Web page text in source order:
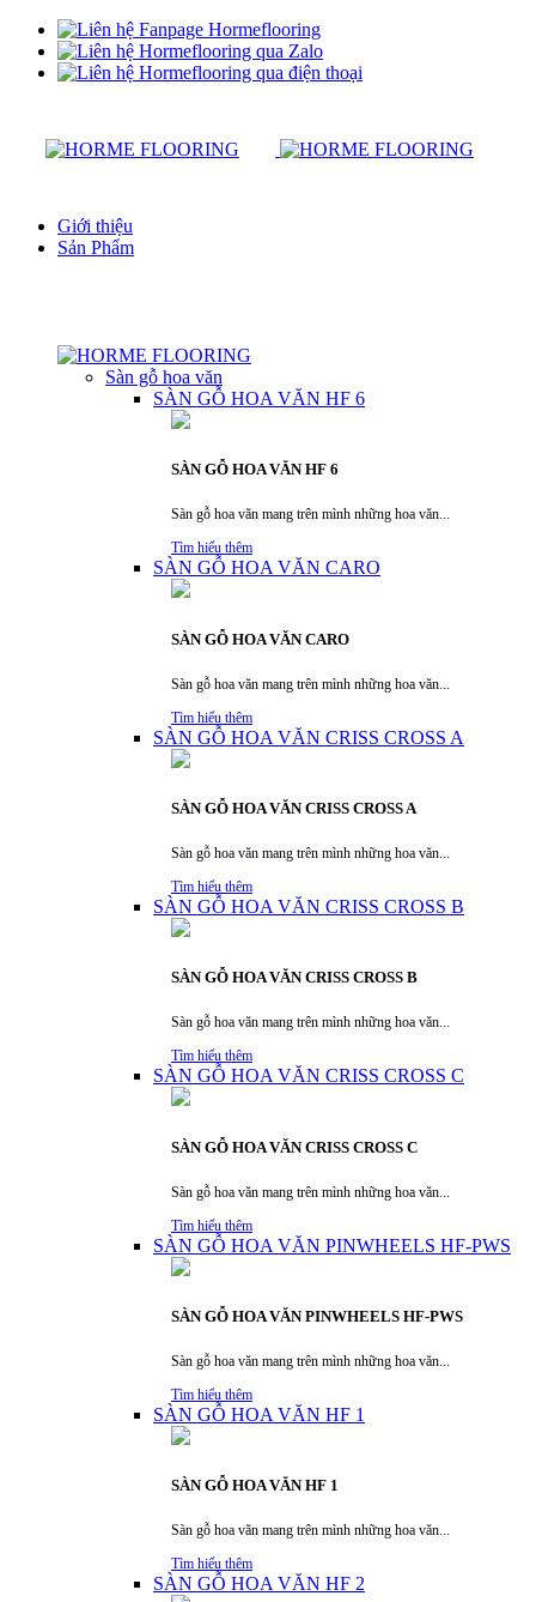
Giới thiệu
Sản Phẩm
Sàn gỗ hoa văn
SÀN GỖ HOA VĂN HF 6
SÀN GỖ HOA VĂN HF 6
Sàn gỗ hoa văn mang trên mình những hoa văn...
Tìm hiểu thêm
SÀN GỖ HOA VĂN CARO
SÀN GỖ HOA VĂN CARO
Sàn gỗ hoa văn mang trên mình những hoa văn...
Tìm hiểu thêm
SÀN GỖ HOA VĂN CRISS CROSS A
SÀN GỖ HOA VĂN CRISS CROSS A
Sàn gỗ hoa văn mang trên mình những hoa văn...
Tìm hiểu thêm
SÀN GỖ HOA VĂN CRISS CROSS B
SÀN GỖ HOA VĂN CRISS CROSS B
Sàn gỗ hoa văn mang trên mình những hoa văn...
Tìm hiểu thêm
SÀN GỖ HOA VĂN CRISS CROSS C
SÀN GỖ HOA VĂN CRISS CROSS C
Sàn gỗ hoa văn mang trên mình những hoa văn...
Tìm hiểu thêm
SÀN GỖ HOA VĂN PINWHEELS HF-PWS
SÀN GỖ HOA VĂN PINWHEELS HF-PWS
Sàn gỗ hoa văn mang trên mình những hoa văn...
Tìm hiểu thêm
SÀN GỖ HOA VĂN HF 1
SÀN GỖ HOA VĂN HF 1
Sàn gỗ hoa văn mang trên mình những hoa văn...
Tìm hiểu thêm
SÀN GỖ HOA VĂN HF 2